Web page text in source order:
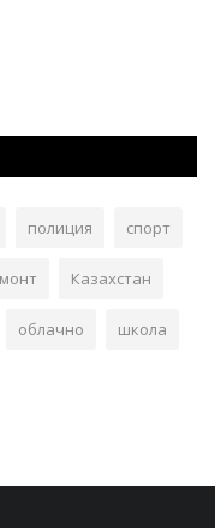
полиция спорт
Казахстан
облачно школа